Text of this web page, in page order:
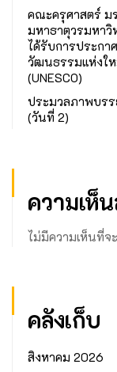
คณะครุศาสตร์ ม
มหาธาตุวรมหาวิ
ได้รับการประกา
วัฒนธรรมแห่งให
(UNESCO)
ประมวลภาพบรร
(วันที่ 2)
ความเห็
ไม่มีความเห็นที่จ
คลังเก็บ
สิงหาคม 2026